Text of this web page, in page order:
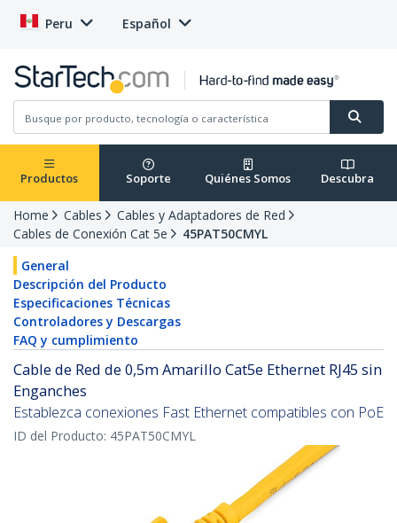
Peru Español
Productos Soporte Quiénes Somos Descubra
Home Cables
Cables y Adaptadores de Red
Cables de Conexión Cat 5e
45PAT50CMYL
General
Descripción del Producto
Especificaciones Técnicas
Controladores y Descargas
FAQ y cumplimiento
Cable de Red de 0,5m Amarillo Cat5e Ethernet RJ45 sin
Enganches
Establezca conexiones Fast Ethernet compatibles con PoE
ID del Producto: 45PAT50CMYL